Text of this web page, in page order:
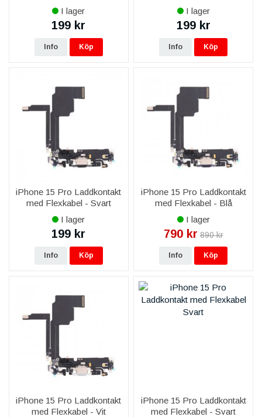
I lager
199 kr
Info Köp
I lager
199 kr
Info Köp
iPhone 15 Pro Laddkontakt
med Flexkabel - Svart
I lager
199 kr
Info Köp
iPhone 15 Pro Laddkontakt
med Flexkabel - Blå
I lager
790 kr 890 kr
Info Köp
iPhone 15 Pro Laddkontakt
med Flexkabel - Vit
iPhone 15 Pro Laddkontakt
med Flexkabel - Svart